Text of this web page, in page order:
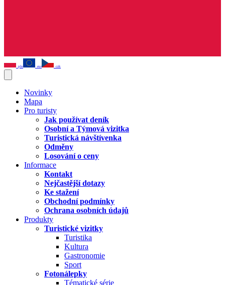
pln eur czk
Novinky
Mapa
Pro turisty
Jak používat deník
Osobní a Týmová vizitka
Turistická návštívenka
Odměny
Losování o ceny
Informace
Kontakt
Nejčastější dotazy
Ke stažení
Obchodní podmínky
Ochrana osobních údajů
Produkty
Turistické vizitky
Turistika
Kultura
Gastronomie
Sport
Fotonálepky
Tématické série